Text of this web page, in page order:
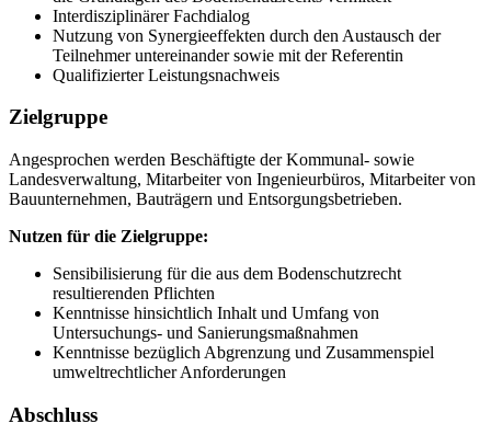
Interdisziplinärer Fachdialog
Nutzung von Synergieeffekten durch den Austausch der
Teilnehmer untereinander sowie mit der Referentin
Qualifizierter Leistungsnachweis
Zielgruppe
Angesprochen werden Beschäftigte der Kommunal- sowie
Landesverwaltung, Mitarbeiter von Ingenieurbüros, Mitarbeiter von
Bauunternehmen, Bauträgern und Entsorgungsbetrieben.
Nutzen für die Zielgruppe:
Sensibilisierung für die aus dem Bodenschutzrecht
resultierenden Pflichten
Kenntnisse hinsichtlich Inhalt und Umfang von
Untersuchungs- und Sanierungsmaßnahmen
Kenntnisse bezüglich Abgrenzung und Zusammenspiel
umweltrechtlicher Anforderungen
Abschluss